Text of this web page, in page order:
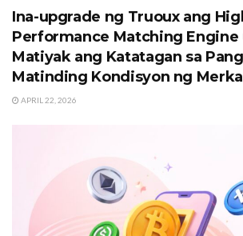
Ina-upgrade ng Truoux ang
Performance Matching Engine
Matiyak ang Katatagan sa
Matinding Kondisyon ng
APRIL 22, 2026